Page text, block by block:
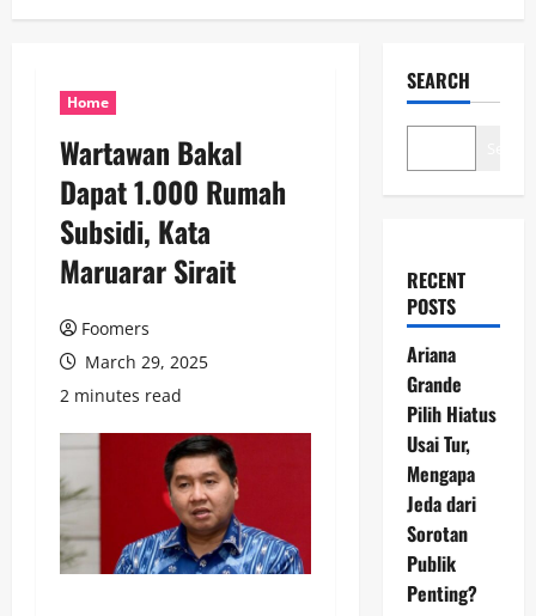
Home
Wartawan Bakal
Dapat 1.000 Rumah
Subsidi, Kata
Maruarar Sirait
Foomers
March 29, 2025
2 minutes read
SEARCH
RECENT
POSTS
Ariana
Grande
Pilih Hiatus
Usai Tur,
Mengapa
Jeda dari
Sorotan
Publik
Penting?